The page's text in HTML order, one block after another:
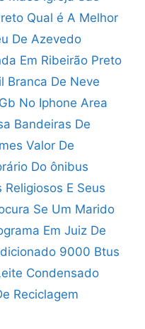
Qual é A Melhor
De Azevedo
Em Ribeirão Preto
Branca De Neve
No Iphone Area
Bandeiras De
Valor De
Do ônibus
Religiosos E Seus
Se Um Marido
Em Juiz De
9000 Btus
Condensado
Reciclagem